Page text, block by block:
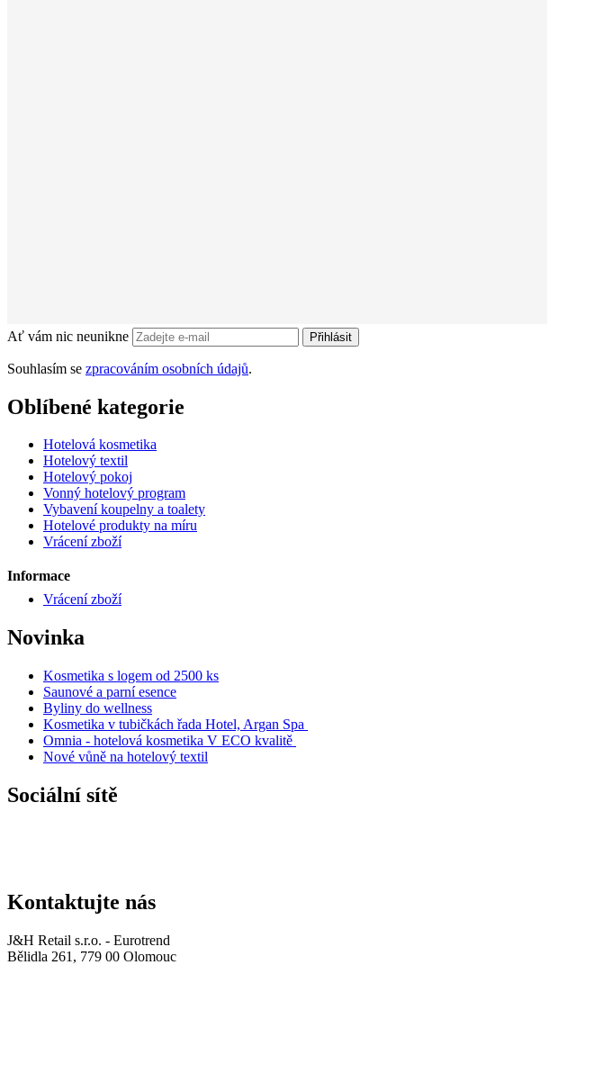
Ať vám nic neunikne Přihlásit
Souhlasím se zpracováním osobních údajů.
Oblíbené kategorie
Hotelová kosmetika
Hotelový textil
Hotelový pokoj
Vonný hotelový program
Vybavení koupelny a toalety
Hotelové produkty na míru
Vrácení zboží
Informace
Vrácení zboží
Novinka
Kosmetika s logem od 2500 ks
Saunové a parní esence
Byliny do wellness
Kosmetika v tubičkách řada Hotel, Argan Spa
Omnia - hotelová kosmetika V ECO kvalitě
Nové vůně na hotelový textil
Sociální sítě
Kontaktujte nás
J&H Retail s.r.o. - Eurotrend
Bělidla 261, 779 00 Olomouc